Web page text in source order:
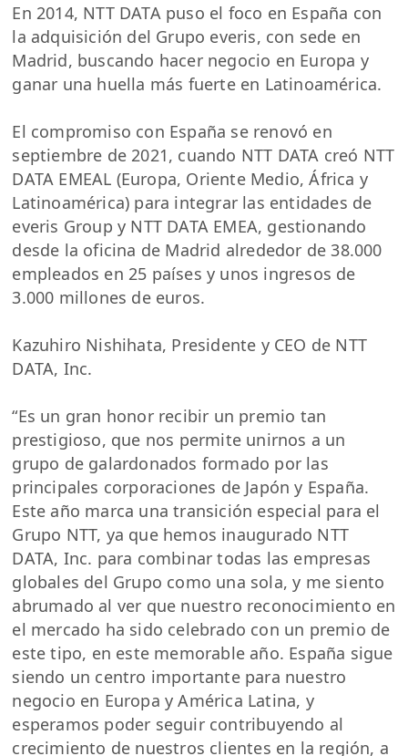
En 2014, NTT DATA puso el foco en España con
la adquisición del Grupo everis, con sede en
Madrid, buscando hacer negocio en Europa y
ganar una huella más fuerte en Latinoamérica.
El compromiso con España se renovó en
septiembre de 2021, cuando NTT DATA creó NTT
DATA EMEAL (Europa, Oriente Medio, África y
Latinoamérica) para integrar las entidades de
everis Group y NTT DATA EMEA, gestionando
desde la oficina de Madrid alrededor de 38.000
empleados en 25 países y unos ingresos de
3.000 millones de euros.
Kazuhiro Nishihata, Presidente y CEO de NTT
DATA, Inc.
“Es un gran honor recibir un premio tan
prestigioso, que nos permite unirnos a un
grupo de galardonados formado por las
principales corporaciones de Japón y España.
Este año marca una transición especial para el
Grupo NTT, ya que hemos inaugurado NTT
DATA, Inc. para combinar todas las empresas
globales del Grupo como una sola, y me siento
abrumado al ver que nuestro reconocimiento en
el mercado ha sido celebrado con un premio de
este tipo, en este memorable año. España sigue
siendo un centro importante para nuestro
negocio en Europa y América Latina, y
esperamos poder seguir contribuyendo al
crecimiento de nuestros clientes en la región, a